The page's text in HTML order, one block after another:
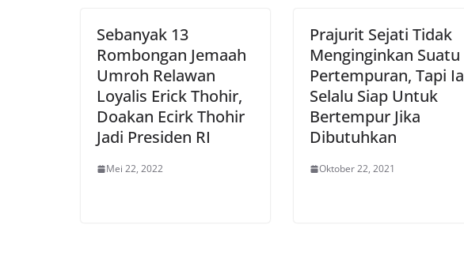
Sebanyak 13
Rombongan Jemaah
Umroh Relawan
Loyalis Erick Thohir,
Doakan Ecirk Thohir
Jadi Presiden RI
Mei 22, 2022
Prajurit Sejati Tidak
Menginginkan Suatu
Pertempuran, Tapi Ia
Selalu Siap Untuk
Bertempur Jika
Dibutuhkan
Oktober 22, 2021